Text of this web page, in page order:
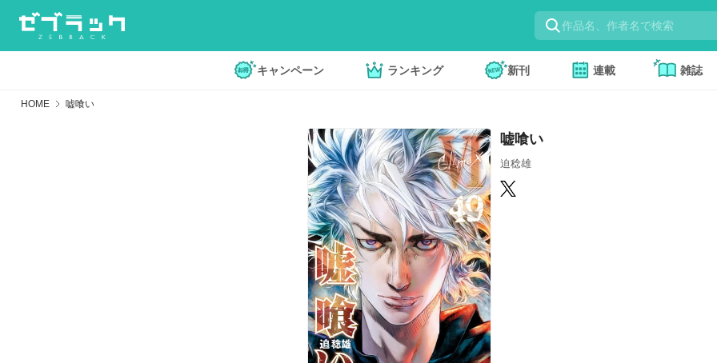
キャンペーン ランキング 新刊 連載 雑誌
HOME 嘘喰い
嘘喰い
迫稔雄